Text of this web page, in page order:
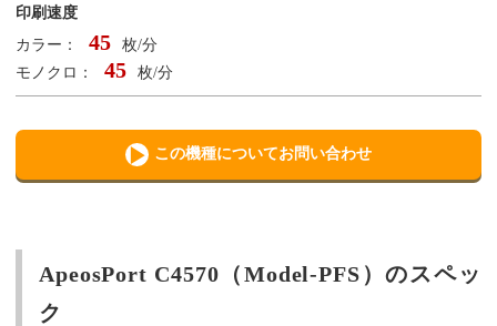
印刷速度
カラー：
45
枚/分
モノクロ：
45 枚/分
この機種についてお問い合わせ
ApeosPort C4570（Model-PFS）のスペッ
ク